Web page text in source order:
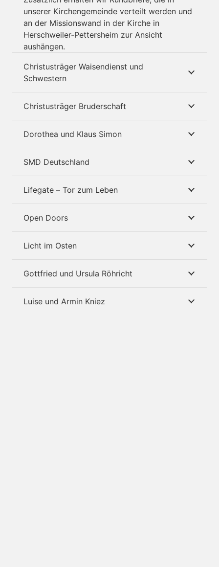
unserer Kirchengemeinde verteilt werden und
an der Missionswand in der Kirche in
Herschweiler-Pettersheim zur Ansicht
aushängen.
Christusträger Waisendienst und
Schwestern
Christusträger Bruderschaft
Dorothea und Klaus Simon
SMD Deutschland
Lifegate – Tor zum Leben
Open Doors
Licht im Osten
Gottfried und Ursula Röhricht
Luise und Armin Kniez